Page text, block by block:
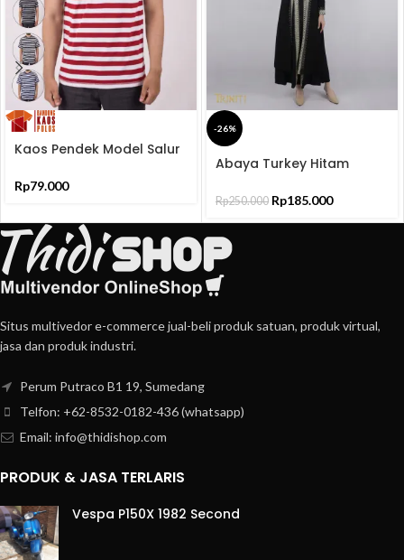
Beli
Produk
Kaos Pendek Model Salur
Rp79.000
-26%
Beli
Produk
Abaya Turkey Hitam
ELNARA
Rp250.000 Rp185.000
Situs multivedor e-commerce jual-beli produk satuan, produk virtual,
jasa dan produk industri.
Perum Putraco B1 19, Sumedang
Telfon: +62-8532-0182-436 (whatsapp)
Email: info@thidishop.com
PRODUK & JASA TERLARIS
Vespa P150X 1982 Second